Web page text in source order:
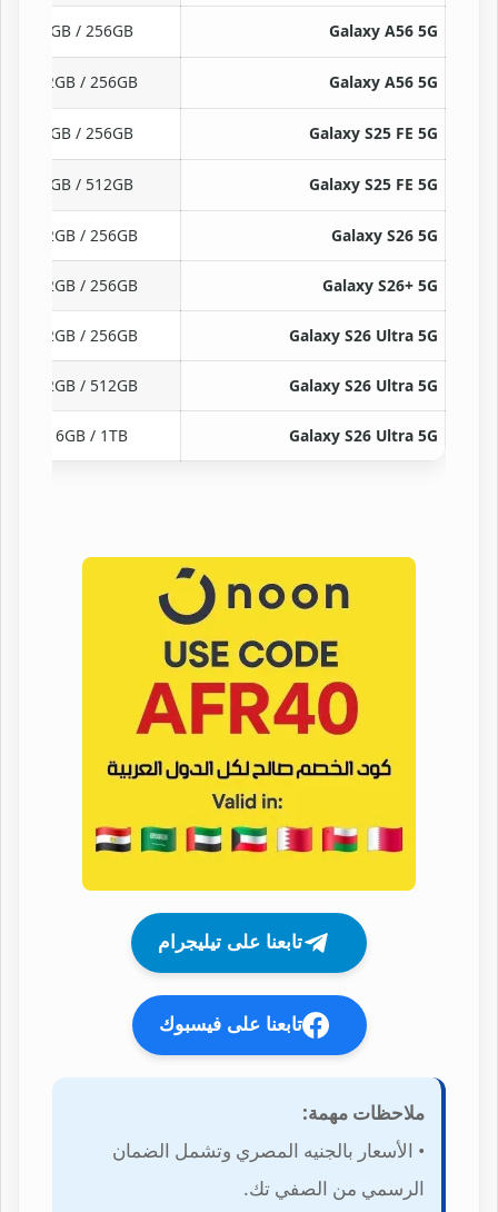
Galaxy A56 5G
8GB / 256GB
Galaxy A56 5G
12GB / 256GB
Galaxy S25 FE 5G
8GB / 256GB
Galaxy S25 FE 5G
8GB / 512GB
Galaxy S26 5G
12GB / 256GB
Galaxy S26+ 5G
12GB / 256GB
Galaxy S26 Ultra 5G
12GB / 256GB
Galaxy S26 Ultra 5G
12GB / 512GB
Galaxy S26 Ultra 5G
16GB / 1TB
تابعنا على تيليجرام
تابعنا على فيسبوك
ملاحظات مهمة:
• الأسعار بالجنيه المصري وتشمل الضمان
الرسمي من الصفي تك.